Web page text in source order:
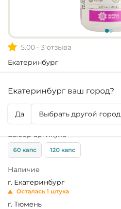
5.00 • 3 отзыва
Екатеринбург
Екатеринбург ваш город?
Да Выбрать другой город
1 930,99₽
Выбор артикула
60 капс 120 капс
Наличие
г. Екатеринбург
Осталась 1 штука
г. Тюмень